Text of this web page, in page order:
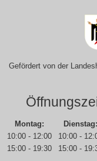
Gefördert von der
Montag:
10:00 - 12:00
15:00 - 19:30
Dienstag:
10:00 -
15:00 -